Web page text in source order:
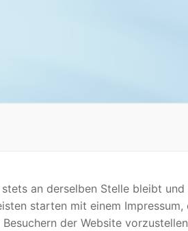
an derselben Stelle bleibt und
starten mit einem Impressum,
der Website